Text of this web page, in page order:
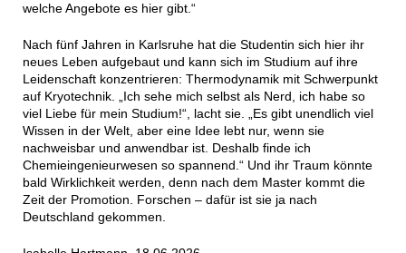
welche Angebote es hier gibt.“
Nach fünf Jahren in Karlsruhe hat die Studentin sich hier ihr
neues Leben aufgebaut und kann sich im Studium auf ihre
Leidenschaft konzentrieren: Thermodynamik mit Schwerpunkt
auf Kryotechnik. „Ich sehe mich selbst als Nerd, ich habe so
viel Liebe für mein Studium!“, lacht sie. „Es gibt unendlich viel
Wissen in der Welt, aber eine Idee lebt nur, wenn sie
nachweisbar und anwendbar ist. Deshalb finde ich
Chemieingenieurwesen so spannend.“ Und ihr Traum könnte
bald Wirklichkeit werden, denn nach dem Master kommt die
Zeit der Promotion. Forschen – dafür ist sie ja nach
Deutschland gekommen.